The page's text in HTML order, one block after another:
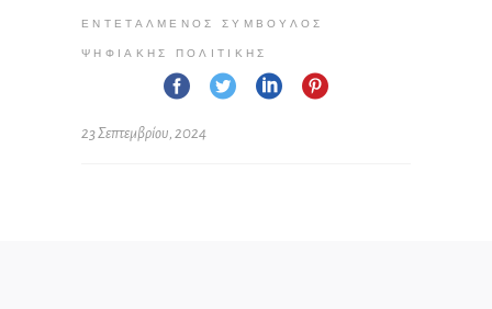
ΕΝΤΕΤΑΛΜΈΝΟΣ ΣΎΜΒΟΥΛΟΣ
ΨΗΦΙΑΚΉΣ ΠΟΛΙΤΙΚΉΣ
23 Σεπτεμβρίου, 2024